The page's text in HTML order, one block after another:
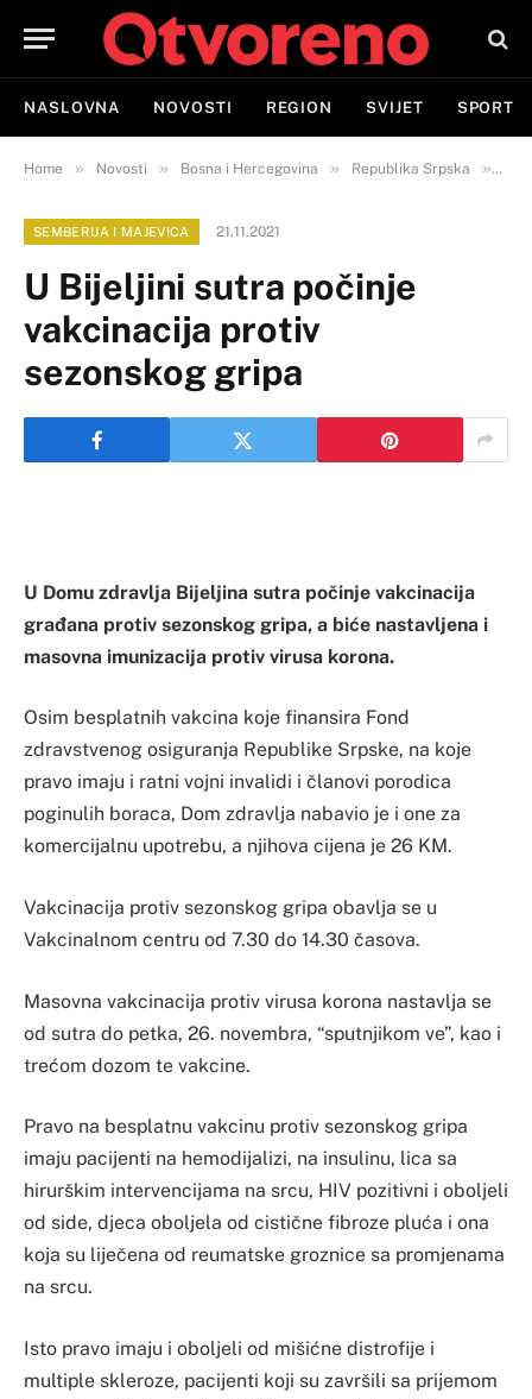
NASLOVNA NOVOSTI REGION SVIJET SPORT
Home » Novosti » Bosna i Hercegovina » Republika Srpska »
SEMBERIJA I MAJEVICA 21.11.2021
U Bijeljini sutra počinje
vakcinacija protiv
sezonskog gripa
U Domu zdravlja Bijeljina sutra počinje vakcinacija
građana protiv sezonskog gripa, a biće nastavljena i
masovna imunizacija protiv virusa korona.
Osim besplatnih vakcina koje finansira Fond
zdravstvenog osiguranja Republike Srpske, na koje
pravo imaju i ratni vojni invalidi i članovi porodica
poginulih boraca, Dom zdravlja nabavio je i one za
komercijalnu upotrebu, a njihova cijena je 26 KM.
Vakcinacija protiv sezonskog gripa obavlja se u
Vakcinalnom centru od 7.30 do 14.30 časova.
Masovna vakcinacija protiv virusa korona nastavlja se
od sutra do petka, 26. novembra, “sputnjikom ve”, kao i
trećom dozom te vakcine.
Pravo na besplatnu vakcinu protiv sezonskog gripa
imaju pacijenti na hemodijalizi, na insulinu, lica sa
hirurškim intervencijama na srcu, HIV pozitivni i oboljeli
od side, djeca oboljela od cistične fibroze pluća i ona
koja su liječena od reumatske groznice sa promjenama
na srcu.
Isto pravo imaju i oboljeli od mišićne distrofije i
multiple skleroze, pacijenti koji su završili sa prijemom